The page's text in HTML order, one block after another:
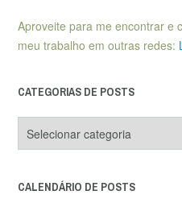
Aproveite para me encontrar e
meu trabalho em outras redes:
CATEGORIAS DE POSTS
de
CALENDÁRIO DE POSTS